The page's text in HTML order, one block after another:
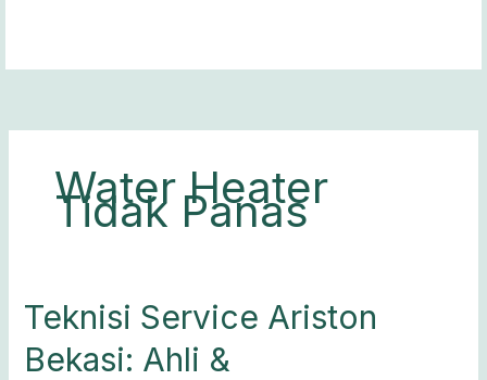
Water Heater
Tidak Panas
Teknisi Service Ariston
Bekasi: Ahli &
Teknisi
Service
Ariston